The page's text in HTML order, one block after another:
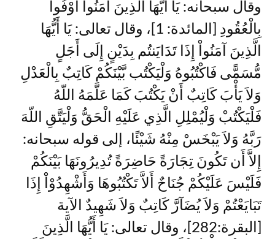
وقال سبحانه: يَا أَيُّهَا الَّذِينَ آمَنُواْ أَوْفُواْ
بِالْعُقُودِ [المائدة: 1]، وقال تعالى: يَا أَيُّهَا
الَّذِينَ آمَنُواْ إِذَا تَدَايَنتُم بِدَيْنٍ إِلَى أَجَلٍ
مُّسَمًّى فَاكْتُبُوهُ وَلْيَكْتُب بَّيْنَكُمْ كَاتِبٌ بِالْعَدْلِ
وَلاَ يَأْبَ كَاتِبٌ أَنْ يَكْتُبَ كَمَا عَلَّمَهُ اللّهُ
فَلْيَكْتُبْ وَلْيُمْلِلِ الَّذِي عَلَيْهِ الْحَقُّ وَلْيَتَّقِ اللّهَ
رَبَّهُ وَلاَ يَبْخَسْ مِنْهُ شَيْئًا، إلى قوله سبحانه:
إِلاَّ أَن تَكُونَ تِجَارَةً حَاضِرَةً تُدِيرُونَهَا بَيْنَكُمْ
فَلَيْسَ عَلَيْكُمْ جُنَاحٌ أَلاَّ تَكْتُبُوهَا وَأَشْهِدُوْاْ إِذَا
تَبَايَعْتُمْ وَلاَ يُضَآرَّ كَاتِبٌ وَلاَ شَهِيدٌ الآية
[البقرة:282]، وقال تعالى: يَا أَيُّهَا الَّذِينَ